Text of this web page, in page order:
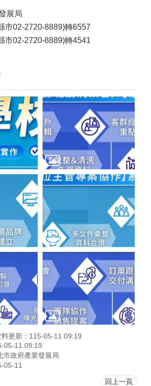
展局
市02-2720-8889)轉6557
市02-2720-8889)轉4541
料更新：115-05-11 09:19
05-11 09:19
市政府產業發展局
05-11
回上一頁